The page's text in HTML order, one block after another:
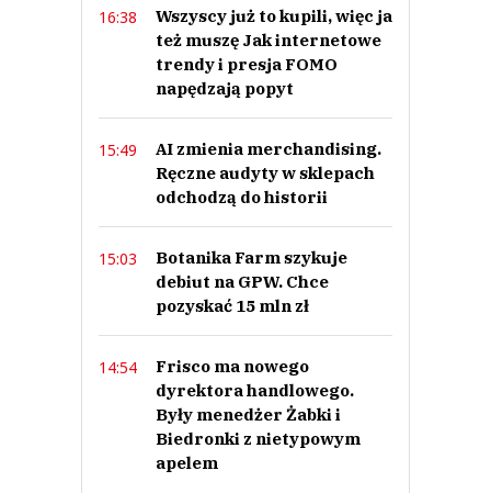
16:38
Wszyscy już to kupili, więc ja
też muszę Jak internetowe
trendy i presja FOMO
napędzają popyt
15:49
AI zmienia merchandising.
Ręczne audyty w sklepach
odchodzą do historii
15:03
Botanika Farm szykuje
debiut na GPW. Chce
pozyskać 15 mln zł
14:54
Frisco ma nowego
dyrektora handlowego.
Były menedżer Żabki i
Biedronki z nietypowym
apelem